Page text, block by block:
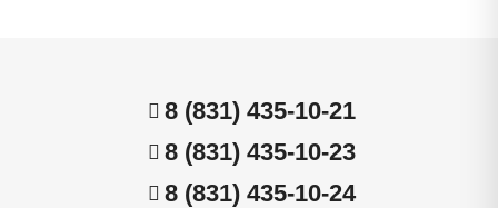
8 (831) 435-10-21
8 (831) 435-10-23
8 (831) 435-10-24